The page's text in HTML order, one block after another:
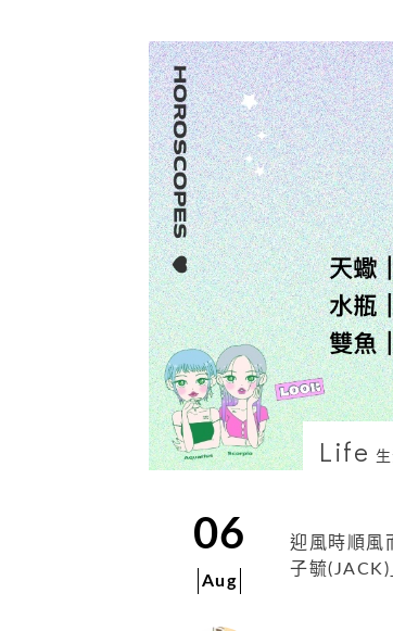
Life
06
Aug
迎風時順風
子毓(JACK)